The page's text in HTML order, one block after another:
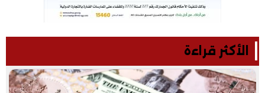
الأكثر قراءة